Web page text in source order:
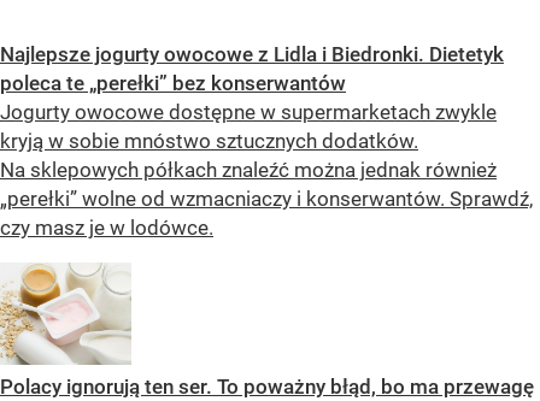
Najlepsze jogurty owocowe z Lidla i Biedronki. Dietetyk
poleca te „perełki” bez konserwantów
Jogurty owocowe dostępne w supermarketach zwykle
kryją w sobie mnóstwo sztucznych dodatków.
Na sklepowych półkach znaleźć można jednak również
„perełki” wolne od wzmacniaczy i konserwantów. Sprawdź,
czy masz je w lodówce.
Polacy ignorują ten ser. To poważny błąd, bo ma przewagę